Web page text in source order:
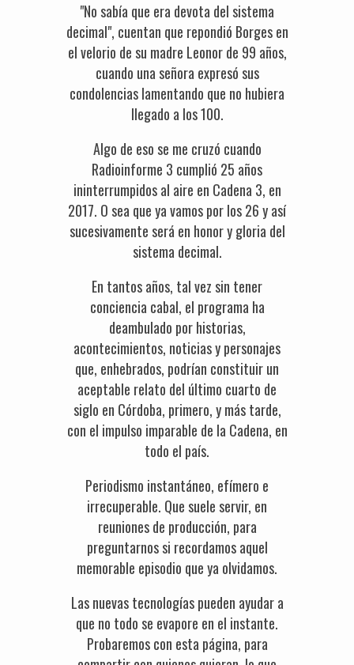
"No sabía que era devota del sistema
decimal", cuentan que repondió Borges en
el velorio de su madre Leonor de 99 años,
cuando una señora expresó sus
condolencias lamentando que no hubiera
llegado a los 100.
Algo de eso se me cruzó cuando
Radioinforme 3 cumplió 25 años
ininterrumpidos al aire en Cadena 3, en
2017. O sea que ya vamos por los 26 y así
sucesivamente será en honor y gloria del
sistema decimal.
En tantos años, tal vez sin tener
conciencia cabal, el programa ha
deambulado por historias,
acontecimientos, noticias y personajes
que, enhebrados, podrían constituir un
aceptable relato del último cuarto de
siglo en Córdoba, primero, y más tarde,
con el impulso imparable de la Cadena, en
todo el país.
Periodismo instantáneo, efímero e
irrecuperable. Que suele servir, en
reuniones de producción, para
preguntarnos si recordamos aquel
memorable episodio que ya olvidamos.
Las nuevas tecnologías pueden ayudar a
que no todo se evapore en el instante.
Probaremos con esta página, para